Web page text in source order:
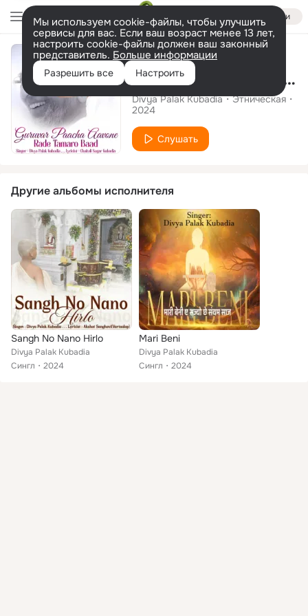
Войти
Мы используем cookie-файлы, чтобы улучшить
сервисы для вас. Если ваш возраст менее 13 лет,
настроить cookie-файлы должен ваш законный
представитель. Больше информации
Разрешить все Настроить
Сингл
Guruvar Paacha Aavone Rade Tamaro Baad
Divya Palak Kubadia
Этническая
2024
Слушать
Другие альбомы исполнителя
Sangh No Nano Hirlo
Divya Palak Kubadia
Сингл
2024
Mari Beni
Divya Palak Kubadia
Сингл
2024